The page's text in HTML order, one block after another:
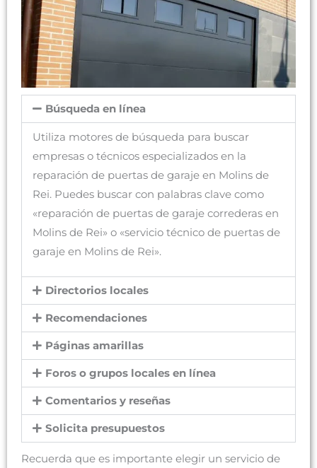
Búsqueda en línea
Utiliza motores de búsqueda para buscar
empresas o técnicos especializados en la
reparación de puertas de garaje en Molins de
Rei. Puedes buscar con palabras clave como
«reparación de puertas de garaje correderas en
Molins de Rei» o «servicio técnico de puertas de
garaje en Molins de Rei».
Directorios locales
Recomendaciones
Páginas amarillas
Foros o grupos locales en línea
Comentarios y reseñas
Solicita presupuestos
Recuerda que es importante elegir un servicio de